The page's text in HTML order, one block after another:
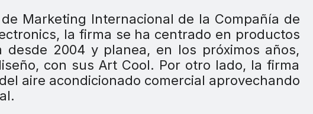
Marketing Internacional de la Compañía de
la firma se ha centrado en productos
2004 y planea, en los próximos años,
con sus Art Cool. Por otro lado, la firma
aire acondicionado comercial aprovechando